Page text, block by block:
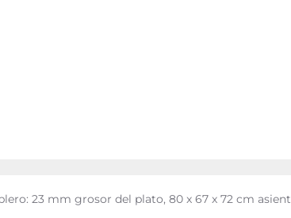
23 mm grosor del plato, 80 x 67 x 72 cm